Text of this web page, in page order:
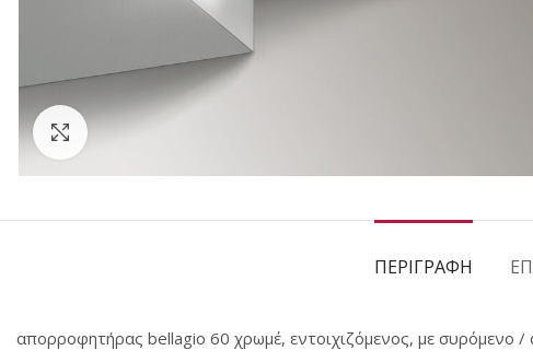
ΠΕΡΙΓΡΑΦΗ
απορροφητήρας bellagio 60 χρωμέ, εντοιχιζόμενος, με συρόμενο /